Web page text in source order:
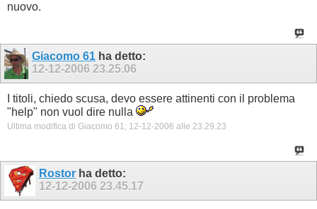
nuovo.
Giacomo 61 ha detto:
12-12-200623.25.06
I titoli, chiedo scusa, devo essere attinenti con il problema
"help" non vuol dire nulla
Ultima modifica di Giacomo 61; 12-12-2006 alle 23.29.23
Rostor ha detto:
12-12-2006 23.45.17